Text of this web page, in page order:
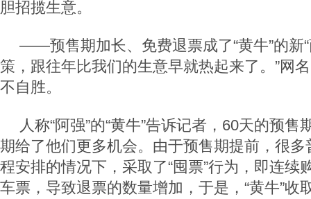
胆招揽生意。
——预售期加长、免费退票成了“黄牛”的新“
策，跟往年比我们的生意早就热起来了。”网名
不自胜。
人称“阿强”的“黄牛”告诉记者，60天的预
期给了他们更多机会。由于预售期提前，很
程安排的情况下，采取了“囤票”行为，即连续
车票，导致退票的数量增加，于是，“黄牛”收